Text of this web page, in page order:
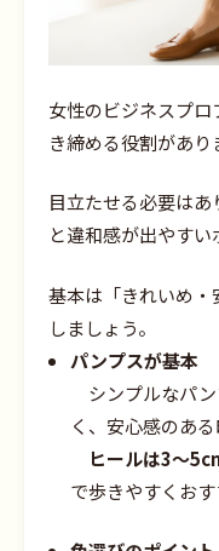
女性のビジネスプ
き締める役割があり
目立たせる必要は
と違和感が出やすい
基本は「きれいめ
しましょう。
パンプスが基本
シンプルなパ
く、安心感のある
ヒールは3〜
で歩きやすくおす